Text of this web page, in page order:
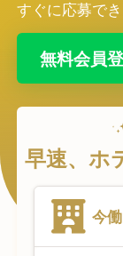
すぐに応募でき
無料会員
早速、ホ
今